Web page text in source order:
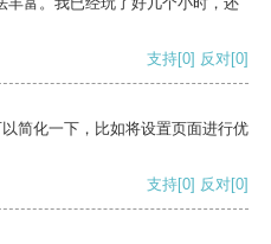
支持[0] 反对[0]
简化一下，比如将设置页面进行优
支持[0] 反对[0]